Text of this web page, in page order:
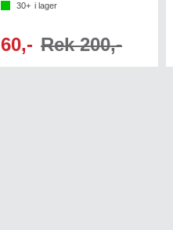
30+ i lager
60,- Rek 200,-